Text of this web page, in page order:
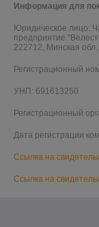
Информация для
Юридическое лицо:
предприятие
222712, Минская
Регистрационный
УНП: 691613250
Регистрационный
Дата регистрации
Ссылка на
Ссылка на